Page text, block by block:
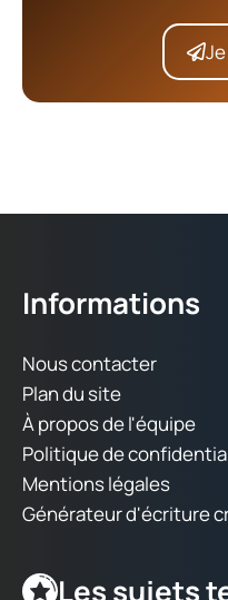
Informations
Nous contacter
Plan du site
À propos de l'équipe
Politique de
Mentions légales
Générateur d'écriture
Les sujets